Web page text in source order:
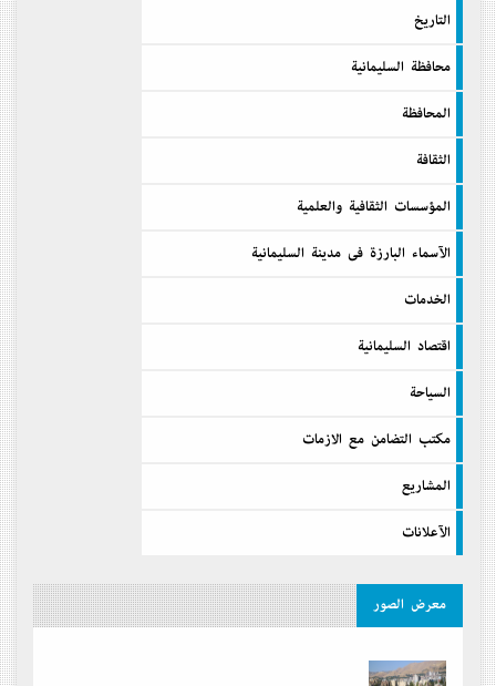
التاريخ
محافظة السليمانية
المحافظة
الثقافة
المؤسسات الثقافية والعلمية
الآسماء البارزة فى مدينة السليمانية
الخدمات
اقتصاد السليمانية
السیاحة
مكتب التضامن مع الازمات
المشاريع
الآعلانات
معرض الصور